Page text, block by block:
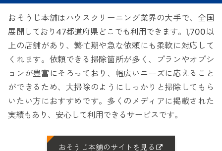
おそうじ本舗はハウスクリーニング業界の大手で、全国
展開しており47都道府県どこでも利用できます。1,700以
上の店舗があり、繁忙期や急な依頼にも柔軟に対応して
くれます。依頼できる掃除箇所が多く、プランやオプシ
ョンが豊富にそろっており、幅広いニーズに応えること
ができるため、大掃除のようにしっかりと掃除してもら
いたい方におすすめです。多くのメディアに掲載された
実績もあり、安心して利用できるサービスです。
おそうじ本舗のサイトを見る